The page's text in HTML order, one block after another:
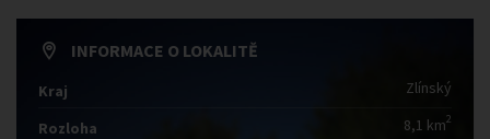
INFORMACE O LOKALITĚ
Kraj Zlínský
Rozloha 8,1 km2